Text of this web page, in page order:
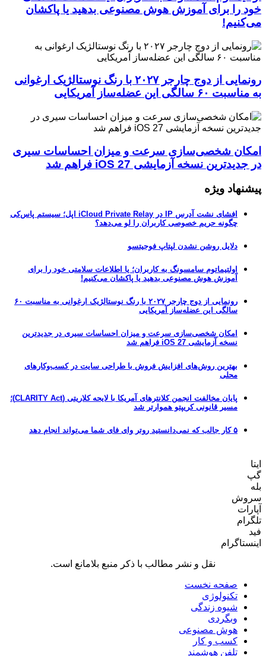
خود را برای آموزش هوش مصنوعی بدهید یا پاکشان
می‌کنیم!
رونمایی از دوج چارجر ۲۰۲۷ با رنگ نوستالژیک ارغوانی
به مناسبت ۶۰ سالگی این عضله‌ساز آمریکایی
امکان شخصی‌سازی سرعت و میزان احساسات سیری
در جدیدترین نسخه آزمایشی iOS 27 فراهم شد
پیشنهاد ویژه
افشای نشت آدرس IP در iCloud Private Relay اپل؛ سیستم پاس‌کی
چگونه حریم خصوصی کاربران را لو می‌دهد؟
دلایل روشن نشدن لپتاپ فوجیتسو
اولتیماتوم سامسونگ به کاربران؛ یا اطلاعات سلامتی خود را برای
آموزش هوش مصنوعی بدهید یا پاکشان می‌کنیم!
رونمایی از دوج چارجر ۲۰۲۷ با رنگ نوستالژیک ارغوانی به مناسبت ۶۰
سالگی این عضله‌ساز آمریکایی
امکان شخصی‌سازی سرعت و میزان احساسات سیری در جدیدترین
نسخه آزمایشی iOS 27 فراهم شد
بهترین روش‌های افزایش فروش با طراحی سایت در کسب‌وکارهای
محلی
پایان مخالفت انجمن کلانترهای آمریکا با لایحه کلاریتی (CLARITY Act)؛
مسیر قانونی کریپتو هموارتر شد
۵ کار جالب که نمی‌دانستید روتر وای فای شما می‌تواند انجام دهد
ایتا
گپ
بله
سروش
آپارات
تلگرام
فید
اینستاگرام
نقل و نشر مطالب با ذکر منبع بلامانع است.
صفحه نخست
تکنولوژی
شیوه زندگی
وبگردی
هوش مصنوعی
کسب و کار
تلفن هوشمند